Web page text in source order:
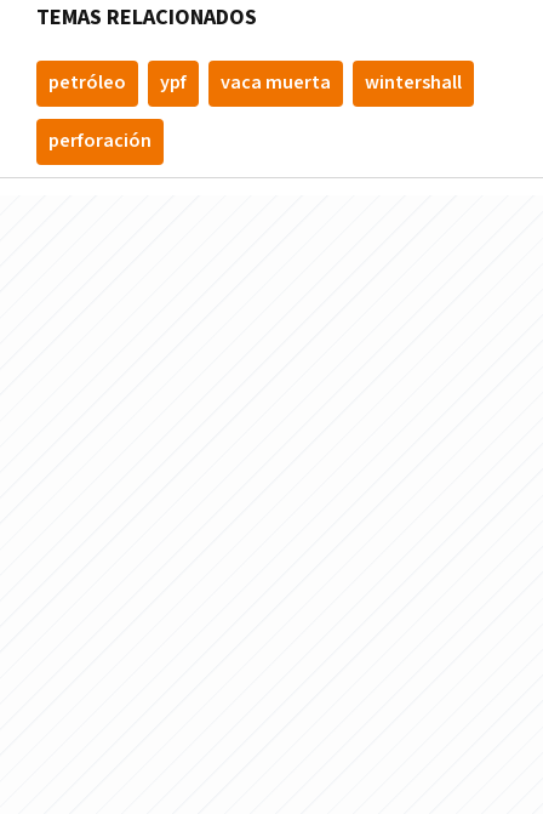
TEMAS RELACIONADOS
petróleo ypf vaca muerta wintershall
perforación